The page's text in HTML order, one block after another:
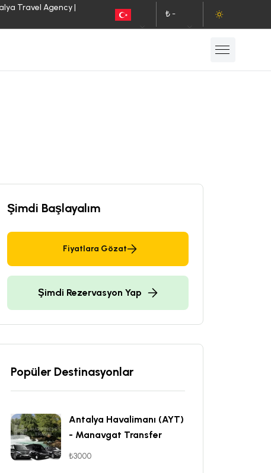
Travel Agency |
₺ -
Şimdi Başlayalım
Fiyatlara Gözat
Şimdi Rezervasyon Yap
Popüler Destinasyonlar
Antalya Havalimanı (AYT)
- Manavgat Transfer
₺3000